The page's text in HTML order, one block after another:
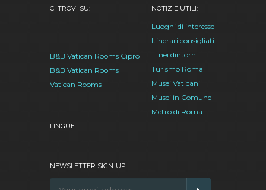
CI TROVI SU:
B&B Vatican Rooms Cipro
B&B Vatican Rooms
Vatican Rooms
LINGUE
NOTIZIE UTILI:
Luoghi di interesse
Itinerari consigliati
... nei dintorni
Turismo Roma
Musei Vaticani
Musei in Comune
Metro di Roma
NEWSLETTER SIGN-UP